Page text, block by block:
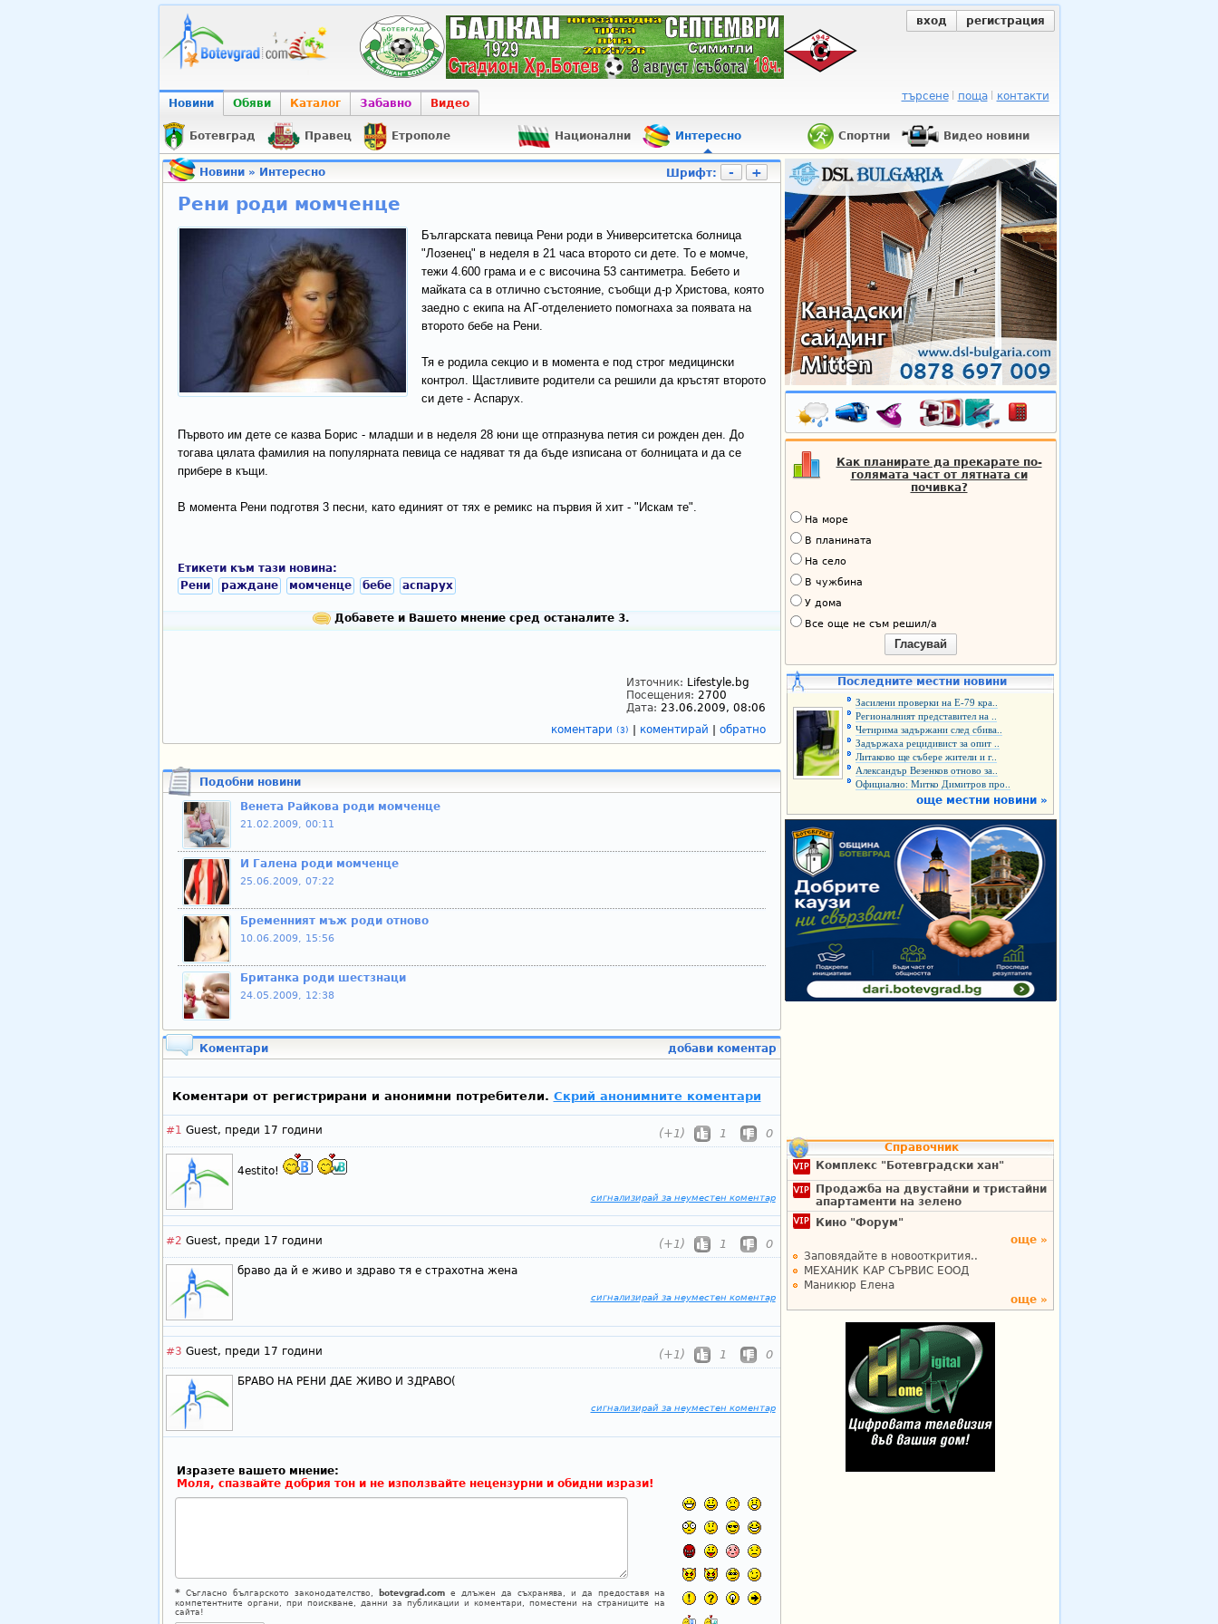
вход регистрация
Новини Обяви Каталог Забавно Видео
търсене поща контакти
Ботевград Правец Етрополе Национални Интересно Спортни Видео новини
Новини» Интересно Шрифт: - +
Рени роди момченце
Българската певица Рени роди в Университетска болница
"Лозенец" в неделя в 21 часа второто си дете. То е момче,
тежи 4.600 грама и е с височина 53 сантиметра. Бебето и
майката са в отлично състояние, съобщи д-р Христова, която
заедно с екипа на АГ-отделението помогнаха за появата на
второто бебе на Рени.
Тя е родила секцио и в момента е под строг медицински
контрол. Щастливите родители са решили да кръстят второто
си дете - Аспарух.
Първото им дете се казва Борис - младши и в неделя 28 юни ще отпразнува петия си рожден ден. До
тогава цялата фамилия на популярната певица се надяват тя да бъде изписана от болницата и да се
прибере в къщи.
В момента Рени подготвя 3 песни, като единият от тях е ремикс на първия й хит - "Искам те".
Етикети към тази новина:
Рени
раждане момченце бебе аспарух
Добавете и Вашето мнение сред останалите 3.
Източник: Lifestyle.bg
Посещения: 2700
Дата: 23.06.2009, 08:06
коментари (3) коментирай обратно
Подобни новини
Венета Райкова роди момченце
21.02.2009, 00:11
И Галена роди момченце
25.06.2009, 07:22
Бременният мъж роди отново
10.06.2009, 15:56
Британка роди шестзнаци
24.05.2009, 12:38
Коментари добави коментар
Коментари от регистрирани и анонимни потребители. Скрий анонимните коментари
#1 Guest, преди 17 години (+1) 1 0
4estito!
сигнализирай за неуместен коментар
#2 Guest, преди 17 години (+1) 1 0
браво да й е живо и здраво тя е страхотна жена
сигнализирай за неуместен коментар
#3 Guest, преди 17 години (+1) 1 0
БРАВО НА РЕНИ ДАЕ ЖИВО И ЗДРАВО(
сигнализирай за неуместен коментар
Изразете вашето мнение:
Моля, спазвайте добрия тон и не използвайте нецензурни и обидни изрази!
*Съгласно българското законодателство, botevgrad.comе длъжен да съхранява, и да предоставя на
компетентните органи, при поискване, данни за публикации и коментари, поместени на страниците на
сайта!
Как планирате да прекарате по-
голямата част от лятната си
почивка?
На море
В планината
На село
В чужбина
У дома
Все още не съм решил/а
Гласувай
Последните местни новини
Засилени проверки на Е-79 кра..
Регионалният представител на ..
Четирима задържани след сбива..
Задържаха рецидивист за опит ..
Литаково ще събере жители и г..
Александър Везенков отново за..
Официално: Митко Димитров про..
още местни новини »
Справочник
Комплекс "Ботевградски хан"
Продажба на двустайни и тристайни
апартаменти на зелено
Кино "Форум"
още »
Заповядайте в новооткрития..
МЕХАНИК КАР СЪРВИС ЕООД
Маникюр Елена
още »